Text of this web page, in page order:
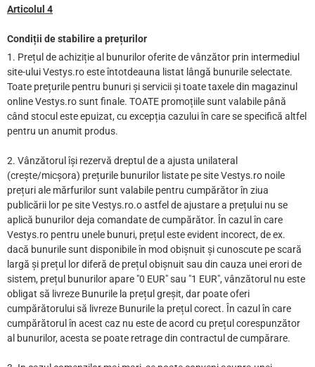
Articolul 4
Condiții de stabilire a prețurilor
1. Prețul de achiziție al bunurilor oferite de vânzător prin intermediul
site-ului Vestys.ro este întotdeauna listat lângă bunurile selectate.
Toate prețurile pentru bunuri și servicii și toate taxele din magazinul
online Vestys.ro sunt finale. TOATE promoțiile sunt valabile până
când stocul este epuizat, cu excepția cazului în care se specifică altfel
pentru un anumit produs.
2. Vânzătorul își rezervă dreptul de a ajusta unilateral
(crește/micșora) prețurile bunurilor listate pe site Vestys.ro noile
prețuri ale mărfurilor sunt valabile pentru cumpărător în ziua
publicării lor pe site Vestys.ro.o astfel de ajustare a prețului nu se
aplică bunurilor deja comandate de cumpărător. În cazul în care
Vestys.ro pentru unele bunuri, prețul este evident incorect, de ex.
dacă bunurile sunt disponibile în mod obișnuit și cunoscute pe scară
largă și prețul lor diferă de prețul obișnuit sau din cauza unei erori de
sistem, prețul bunurilor apare "0 EUR" sau "1 EUR", vânzătorul nu este
obligat să livreze Bunurile la prețul greșit, dar poate oferi
cumpărătorului să livreze Bunurile la prețul corect. În cazul în care
cumpărătorul în acest caz nu este de acord cu prețul corespunzător
al bunurilor, acesta se poate retrage din contractul de cumpărare.